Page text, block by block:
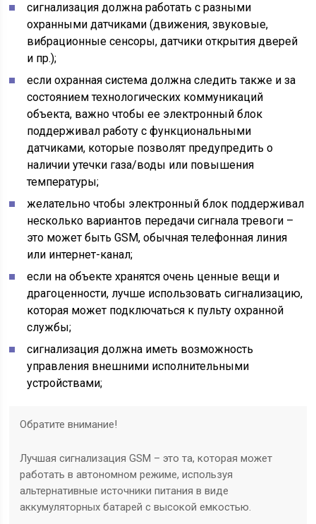
сигнализация должна работать с разными
охранными датчиками (движения, звуковые,
вибрационные сенсоры, датчики открытия дверей
и пр.);
если охранная система должна следить также и за
состоянием технологических коммуникаций
объекта, важно чтобы ее электронный блок
поддерживал работу с функциональными
датчиками, которые позволят предупредить о
наличии утечки газа/воды или повышения
температуры;
желательно чтобы электронный блок поддерживал
несколько вариантов передачи сигнала тревоги –
это может быть GSM, обычная телефонная линия
или интернет-канал;
если на объекте хранятся очень ценные вещи и
драгоценности, лучше использовать сигнализацию,
которая может подключаться к пульту охранной
службы;
сигнализация должна иметь возможность
управления внешними исполнительными
устройствами;
Обратите внимание!
Лучшая сигнализация GSM – это та, которая может
работать в автономном режиме, используя
альтернативные источники питания в виде
аккумуляторных батарей с высокой емкостью.